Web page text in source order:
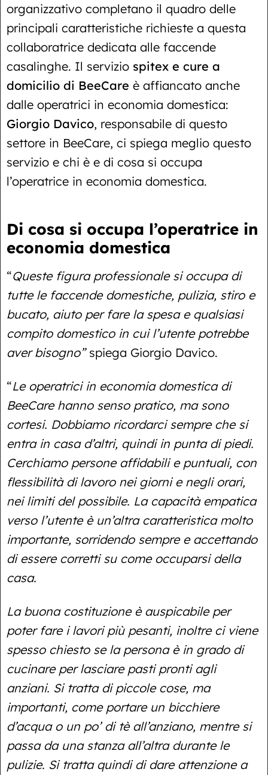
organizzativo completano il quadro delle
principali caratteristiche richieste a questa
collaboratrice dedicata alle faccende
casalinghe. Il servizio spitex e cure a
domicilio di BeeCare è affiancato anche
dalle operatrici in economia domestica:
Giorgio Davico, responsabile di questo
settore in BeeCare, ci spiega meglio questo
servizio e chi è e di cosa si occupa
l’operatrice in economia domestica.
Di cosa si occupa l’operatrice in
economia domestica
“Queste figura professionale si occupa di
tutte le faccende domestiche, pulizia, stiro e
bucato, aiuto per fare la spesa e qualsiasi
compito domestico in cui l’utente potrebbe
aver bisogno” spiega Giorgio Davico.
“Le operatrici in economia domestica di
BeeCare hanno senso pratico, ma sono
cortesi. Dobbiamo ricordarci sempre che si
entra in casa d’altri, quindi in punta di piedi.
Cerchiamo persone affidabili e puntuali, con
flessibilità di lavoro nei giorni e negli orari,
nei limiti del possibile. La capacità empatica
verso l’utente è un’altra caratteristica molto
importante, sorridendo sempre e accettando
di essere corretti su come occuparsi della
casa.
La buona costituzione è auspicabile per
poter fare i lavori più pesanti, inoltre ci viene
spesso chiesto se la persona è in grado di
cucinare per lasciare pasti pronti agli
anziani. Si tratta di piccole cose, ma
importanti, come portare un bicchiere
d’acqua o un po’ di tè all’anziano, mentre si
passa da una stanza all’altra durante le
pulizie. Si tratta quindi di dare attenzione a